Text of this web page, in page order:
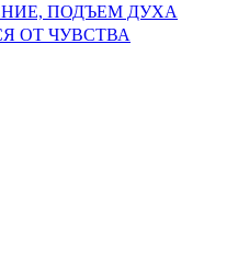
ПОДЪЕМ ДУХА
ОТ ЧУВСТВА